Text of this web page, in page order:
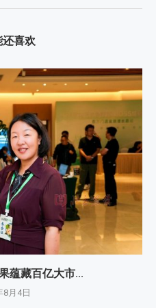
喜欢
蕴藏百亿大市...
8月4日